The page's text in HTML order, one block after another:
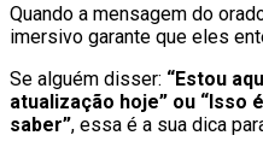
Quando a mensagem do
imersivo garante que eles
Se alguém disser: “Estou
atualização hoje” ou “Isso
saber”, essa é a sua dica